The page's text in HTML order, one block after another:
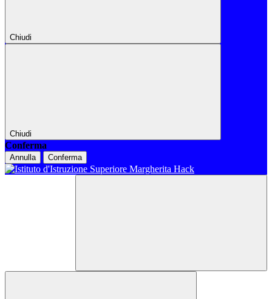
Chiudi
Chiudi
Conferma
Annulla Conferma